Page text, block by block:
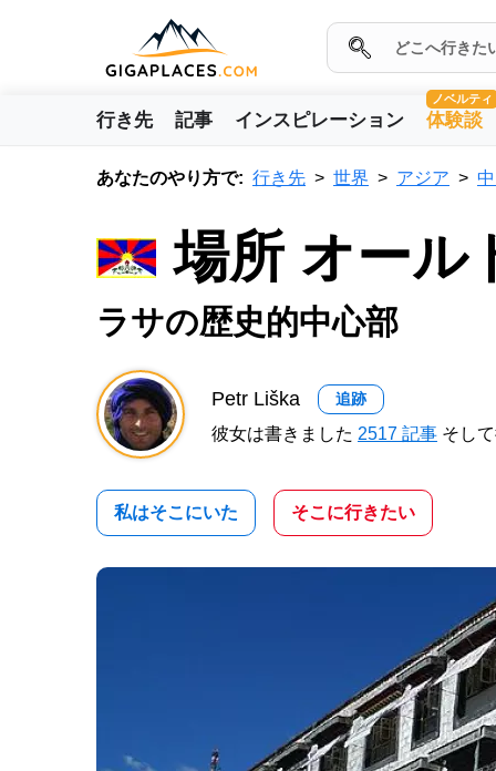
行き先 記事 インスピレーション
ノベルティ
体験談
あなたのやり方で: 行き先 世界 アジア
場所 オール
ラサの歴史的中心部
Petr Liška 追跡
彼女は書きました 2517 記事 そし
私はそこにいた そこに行きたい